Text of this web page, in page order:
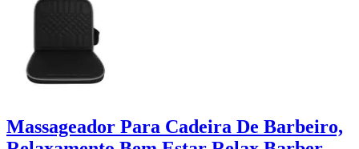
Massageador Para Cadeira De Barbeiro,